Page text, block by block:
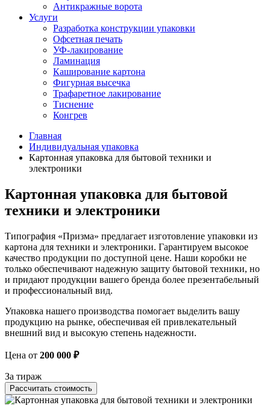
Антикражные ворота
Услуги
Разработка конструкции упаковки
Офсетная печать
УФ-лакирование
Ламинация
Каширование картона
Фигурная высечка
Трафаретное лакирование
Тиснение
Конгрев
Главная
Индивидуальная упаковка
Картонная упаковка для бытовой техники и
электроники
Картонная упаковка для бытовой
техники и электроники
Типография «Призма» предлагает изготовление упаковки из
картона для техники и электроники. Гарантируем высокое
качество продукции по доступной цене. Наши коробки не
только обеспечивают надежную защиту бытовой техники, но
и придают продукции вашего бренда более презентабельный
и профессиональный вид.
Упаковка нашего производства помогает выделить вашу
продукцию на рынке, обеспечивая ей привлекательный
внешний вид и высокую степень надежности.
Цена от 200 000 ₽
За тираж
Рассчитать стоимость